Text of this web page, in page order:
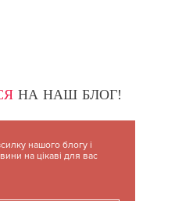
НА НАШ БЛОГ!
нашого блогу і
на цікаві для вас